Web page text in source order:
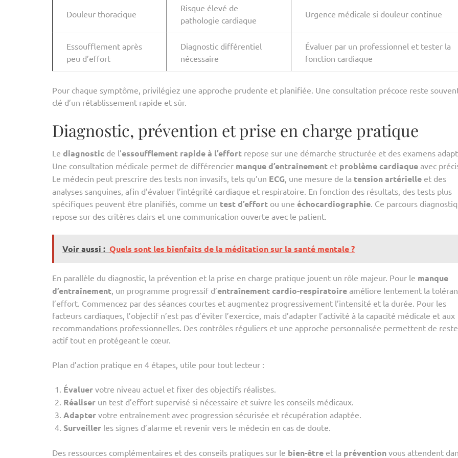
Douleur thoracique
Risque élevé de
pathologie cardiaque
Urgence médicale si douleur continue
Essoufflement après
peu d’effort
Diagnostic différentiel
nécessaire
Évaluer par un professionnel et tester la
fonction cardiaque
Pour chaque symptôme, privilégiez une approche prudente et planifiée. Une consultation précoce reste
clé d’un rétablissement rapide et sûr.
Diagnostic, prévention et prise en charge pratique
Le diagnostic de l’essoufflement rapide à l’effort repose sur une démarche structurée et des examens
Une consultation médicale permet de différencier manque d’entraînement et problème cardiaque avec
Le médecin peut prescrire des tests non invasifs, tels qu’un ECG, une mesure de la tension artérielle et des
analyses sanguines, afin d’évaluer l’intégrité cardiaque et respiratoire. En fonction des résultats, des tests plus
spécifiques peuvent être planifiés, comme un test d’effort ou une échocardiographie. Ce parcours
repose sur des critères clairs et une communication ouverte avec le patient.
Voir aussi : Quels sont les bienfaits de la méditation sur la santé mentale ?
En parallèle du diagnostic, la prévention et la prise en charge pratique jouent un rôle majeur. Pour le manque
d’entraînement, un programme progressif d’entraîne­ment cardio-respiratoire améliore lentement la
l’effort. Commencez par des séances courtes et augmentez progressivement l’intensité et la durée. Pour les
facteurs cardiaques, l’objectif n’est pas d’éviter l’exercice, mais d’adapter l’activité à la capacité médicale et aux
recommandations professionnelles. Des contrôles réguliers et une approche personnalisée permettent de
actif tout en protégeant le cœur.
Plan d’action pratique en 4 étapes, utile pour tout lecteur :
Évaluer votre niveau actuel et fixer des objectifs réalistes.
Réaliser un test d’effort supervisé si nécessaire et suivre les conseils médicaux.
Adapter votre entraînement avec progression sécurisée et récupération adaptée.
Surveiller les signes d’alarme et revenir vers le médecin en cas de doute.
Des ressources complémentaires et des conseils pratiques sur le bien-être et la prévention vous attendent